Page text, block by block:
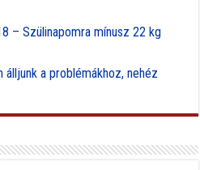
– Szülinapomra mínusz 22 kg
a problémákhoz, nehéz